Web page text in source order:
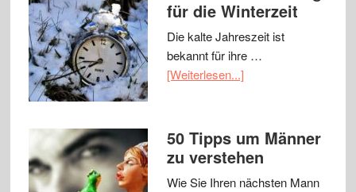
für die Winterzeit
Die kalte Jahreszeit ist
bekannt für ihre …
[Weiterlesen...]
50 Tipps um Männer
zu verstehen
Wie Sie Ihren nächsten Mann